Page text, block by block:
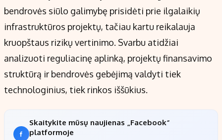
bendrovės siūlo galimybę prisidėti prie ilgalaikių
infrastruktūros projektų, tačiau kartu reikalauja
kruopštaus rizikų vertinimo. Svarbu atidžiai
analizuoti reguliacinę aplinką, projektų finansavimo
struktūrą ir bendrovės gebėjimą valdyti tiek
technologinius, tiek rinkos iššūkius.
Skaitykite mūsų naujienas „Facebook“
platformoje